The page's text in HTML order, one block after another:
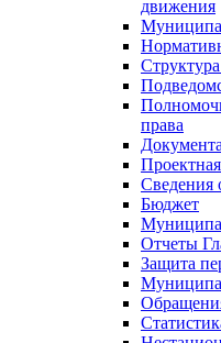
движения
права
Сведения
Бюджет
Отчеты
Защита